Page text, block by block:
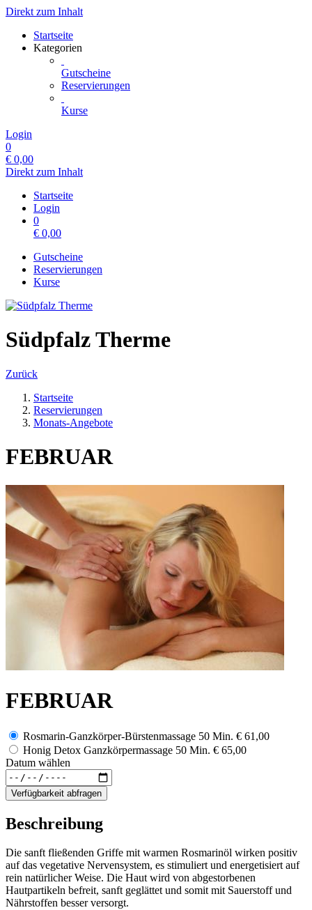
Direkt zum Inhalt
Startseite
Kategorien
Gutscheine
Reservierungen
Kurse
Login
0
€ 0,00
Direkt zum Inhalt
Startseite
Login
0
€ 0,00
Gutscheine
Reservierungen
Kurse
Südpfalz Therme
Zurück
Startseite
Reservierungen
Monats-Angebote
FEBRUAR
FEBRUAR
Rosmarin-Ganzkörper-Bürstenmassage 50 Min. € 61,00
Honig Detox Ganzkörpermassage 50 Min. € 65,00
Datum wählen
Verfügbarkeit abfragen
Beschreibung
Die sanft fließenden Griffe mit warmen Rosmarinöl wirken positiv
auf das vegetative Nervensystem, es stimuliert und energetisiert auf
rein natürlicher Weise. Die Haut wird von abgestorbenen
Hautpartikeln befreit, sanft geglättet und somit mit Sauerstoff und
Nährstoffen besser versorgt.